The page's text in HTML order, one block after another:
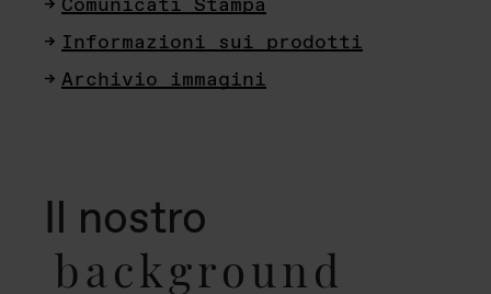
Informazioni sui prodotti
Archivio immagini
Il nostro
background